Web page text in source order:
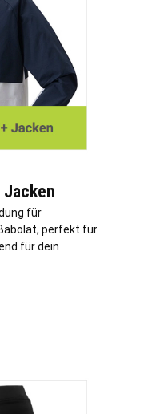
Jacken
für
perfekt für
für dein